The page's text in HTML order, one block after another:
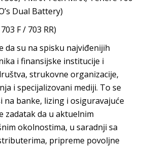
Dual Battery)
F / 703 RR)
da su na spisku najviđenijih
i finansijske institucije i
strukovne organizacije,
i specijalizovani mediji. To se
na banke, lizing i osiguravajuće
zadatak da u aktuelnim
okolnostima, u saradnji sa
pripreme povoljne